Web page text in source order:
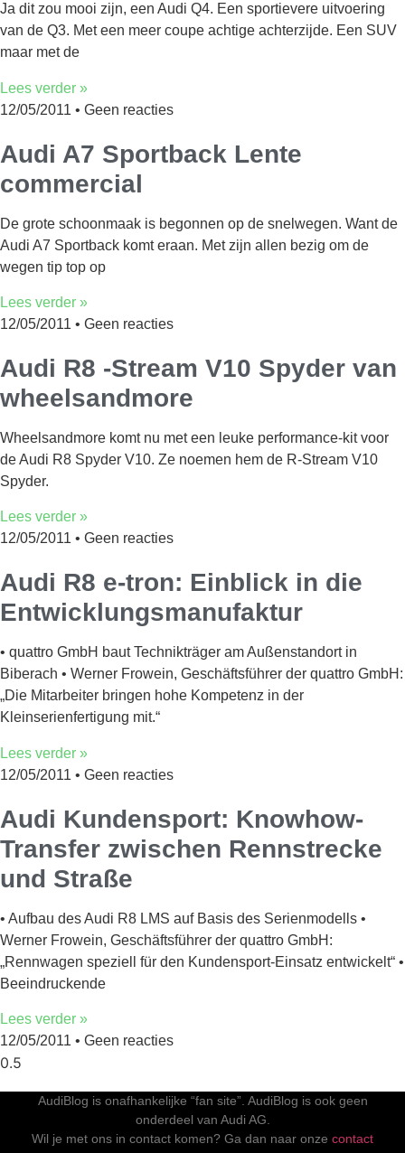
Ja dit zou mooi zijn, een Audi Q4. Een sportievere uitvoering
van de Q3. Met een meer coupe achtige achterzijde. Een SUV
maar met de
Lees verder »
12/05/2011
Geen reacties
Audi A7 Sportback Lente
commercial
De grote schoonmaak is begonnen op de snelwegen. Want de
Audi A7 Sportback komt eraan. Met zijn allen bezig om de
wegen tip top op
Lees verder »
12/05/2011
Geen reacties
Audi R8 -Stream V10 Spyder van
wheelsandmore
Wheelsandmore komt nu met een leuke performance-kit voor
de Audi R8 Spyder V10. Ze noemen hem de R-Stream V10
Spyder.
Lees verder »
12/05/2011
Geen reacties
Audi R8 e-tron: Einblick in die
Entwicklungsmanufaktur
• quattro GmbH baut Technikträger am Außenstandort in
Biberach • Werner Frowein, Geschäftsführer der quattro GmbH:
„Die Mitarbeiter bringen hohe Kompetenz in der
Kleinserienfertigung mit.“
Lees verder »
12/05/2011
Geen reacties
Audi Kundensport: Knowhow-
Transfer zwischen Rennstrecke
und Straße
• Aufbau des Audi R8 LMS auf Basis des Serienmodells •
Werner Frowein, Geschäftsführer der quattro GmbH:
„Rennwagen speziell für den Kundensport-Einsatz entwickelt“ •
Beeindruckende
Lees verder »
12/05/2011
Geen reacties
AudiBlog is onafhankelijke “fan site”. AudiBlog is ook geen
onderdeel van Audi AG.
Wil je met ons in contact komen? Ga dan naar onze contact